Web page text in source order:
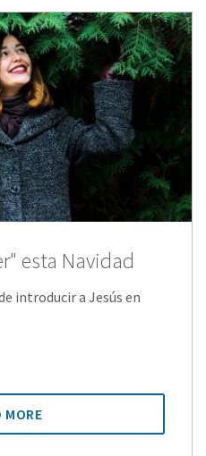
esta Navidad
introducir a Jesús en
MORE